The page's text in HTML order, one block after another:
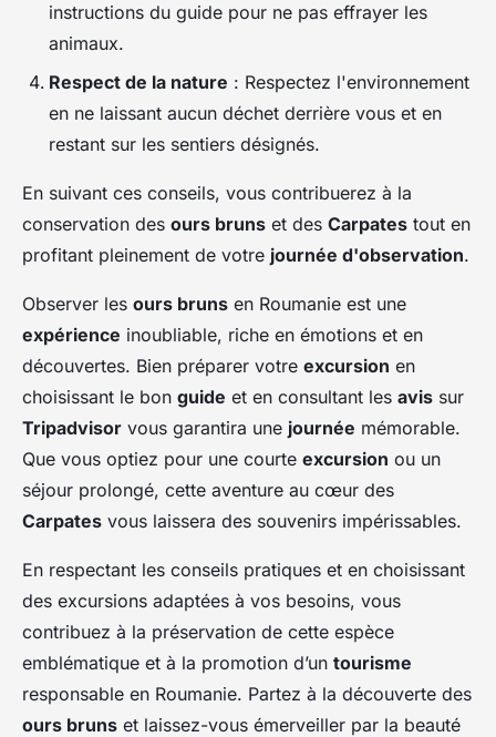
instructions du guide pour ne pas effrayer les
animaux.
Respect de la nature : Respectez l'environnement
en ne laissant aucun déchet derrière vous et en
restant sur les sentiers désignés.
En suivant ces conseils, vous contribuerez à la
conservation des ours bruns et des Carpates tout en
profitant pleinement de votre journée d'observation.
Observer les ours bruns en Roumanie est une
expérience inoubliable, riche en émotions et en
découvertes. Bien préparer votre excursion en
choisissant le bon guide et en consultant les avis sur
Tripadvisor vous garantira une journée mémorable.
Que vous optiez pour une courte excursion ou un
séjour prolongé, cette aventure au cœur des
Carpates vous laissera des souvenirs impérissables.
En respectant les conseils pratiques et en choisissant
des excursions adaptées à vos besoins, vous
contribuez à la préservation de cette espèce
emblématique et à la promotion d’un tourisme
responsable en Roumanie. Partez à la découverte des
ours bruns et laissez-vous émerveiller par la beauté